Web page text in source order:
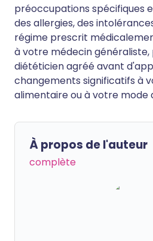
préoccupations spécifiques
des allergies, des
régime prescrit
à votre médecin généraliste,
diététicien agréé avant
changements significatifs à
alimentaire ou à votre mode
À propos de l'auteur
complète